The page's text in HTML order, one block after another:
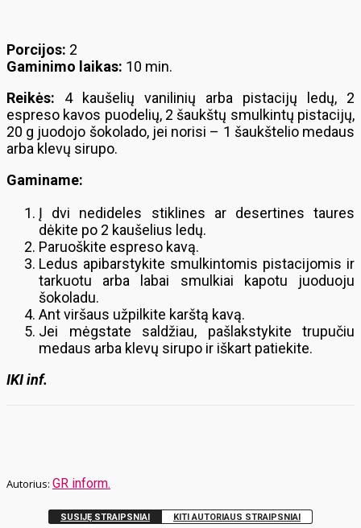
Porcijos: 2
Gaminimo laikas: 10 min.
Reikės: 4 kaušelių vanilinių arba pistacijų ledų, 2
espreso kavos puodelių, 2 šaukštų smulkintų pistacijų,
20 g juodojo šokolado, jei norisi – 1 šaukštelio medaus
arba klevų sirupo.
Gaminame:
Į dvi nedideles stiklines ar desertines taures
dėkite po 2 kaušelius ledų.
Paruoškite espreso kavą.
Ledus apibarstykite smulkintomis pistacijomis ir
tarkuotu arba labai smulkiai kapotu juoduoju
šokoladu.
Ant viršaus užpilkite karštą kavą.
Jei mėgstate saldžiau, pašlakstykite trupučiu
medaus arba klevų sirupo ir iškart patiekite.
IKI inf.
GR inform.
SUSIJĘ STRAIPSNIAI KITI AUTORIAUS STRAIPSNIAI